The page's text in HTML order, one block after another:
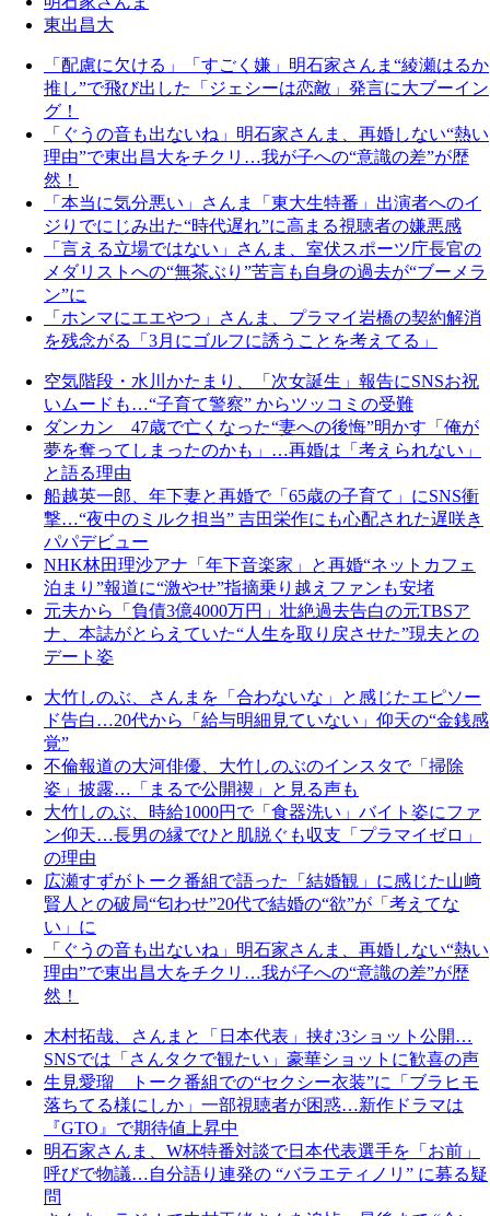
東出昌大
「配慮に欠ける」「すごく嫌」明石家さんま“綾瀬はるか
推し”で飛び出した「ジェシーは恋敵」発言に大ブーイン
グ！
「ぐうの音も出ないね」明石家さんま、再婚しない“熱い
理由”で東出昌大をチクリ…我が子への“意識の差”が歴
然！
「本当に気分悪い」さんま「東大生特番」出演者へのイ
ジりでにじみ出た“時代遅れ”に高まる視聴者の嫌悪感
「言える立場ではない」さんま、室伏スポーツ庁長官の
メダリストへの“無茶ぶり”苦言も自身の過去が“ブーメラ
ン”に
「ホンマにエエやつ」さんま、プラマイ岩橋の契約解消
を残念がる「3月にゴルフに誘うことを考えてる」
空気階段・水川かたまり、「次女誕生」報告にSNSお祝
いムードも…“子育て警察” からツッコミの受難
ダンカン 47歳で亡くなった“妻への後悔”明かす「俺が
夢を奪ってしまったのかも」…再婚は「考えられない」
と語る理由
船越英一郎、年下妻と再婚で「65歳の子育て」にSNS衝
撃…“夜中のミルク担当” 吉田栄作にも心配された遅咲き
パパデビュー
NHK林田理沙アナ「年下音楽家」と再婚“ネットカフェ
泊まり”報道に“激やせ”指摘乗り越えファンも安堵
元夫から「負債3億4000万円」壮絶過去告白の元TBSア
ナ、本誌がとらえていた“人生を取り戻させた”現夫との
デート姿
大竹しのぶ、さんまを「合わないな」と感じたエピソー
ド告白…20代から「給与明細見ていない」仰天の“金銭感
覚”
不倫報道の大河俳優、大竹しのぶのインスタで「掃除
姿」披露…「まるで公開禊」と見る声も
大竹しのぶ、時給1000円で「食器洗い」バイト姿にファ
ン仰天…長男の縁でひと肌脱ぐも収支「プラマイゼロ」
の理由
広瀬すずがトーク番組で語った「結婚観」に感じた山﨑
賢人との破局“匂わせ”20代で結婚の“欲”が「考えてな
い」に
「ぐうの音も出ないね」明石家さんま、再婚しない“熱い
理由”で東出昌大をチクリ…我が子への“意識の差”が歴
然！
木村拓哉、さんまと「日本代表」挟む3ショット公開…
SNSでは「さんタクで観たい」豪華ショットに歓喜の声
生見愛瑠 トーク番組での“セクシー衣装”に「ブラヒモ
落ちてる様にしか」一部視聴者が困惑…新作ドラマは
『GTO』で期待値上昇中
明石家さんま、W杯特番対談で日本代表選手を「お前」
呼びで物議…自分語り連発の “バラエティノリ” に募る疑
問